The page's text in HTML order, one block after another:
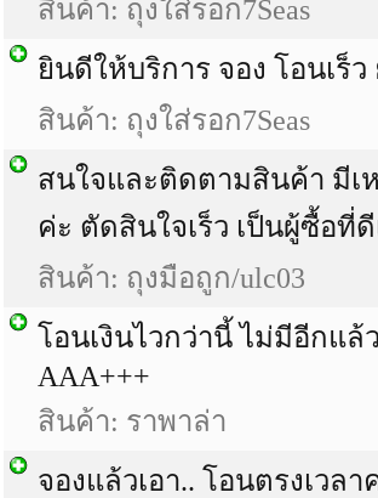
สินค้า: ถุงใส่รอก7Seas
ยินดีให้บริการ จอง โอนเร็
สินค้า: ถุงใส่รอก7Seas
สนใจและติดตามสินค้า มีเ
ค่ะ ตัดสินใจเร็ว เป็นผู้ซื้อที่ดี
สินค้า: ถุงมือถูก/ulc03
โอนเงินไวกว่านี้ ไม่มีอีกแล้
AAA+++
สินค้า: ราพาล่า
จองแล้วเอา.. โอนตรงเวลา